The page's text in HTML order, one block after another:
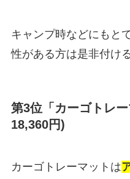
キャンプ時などにもと
性がある方は是非付け
第3位「カーゴトレ
18,360円)
カーゴトレーマットは